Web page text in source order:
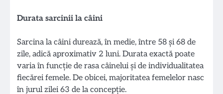
Durata sarcinii la câini
Sarcina la câini durează, în medie, între 58 și 68 de
zile, adică aproximativ 2 luni. Durata exactă poate
varia în funcție de rasa câinelui și de individualitatea
fiecărei femele. De obicei, majoritatea femelelor nasc
în jurul zilei 63 de la concepție.